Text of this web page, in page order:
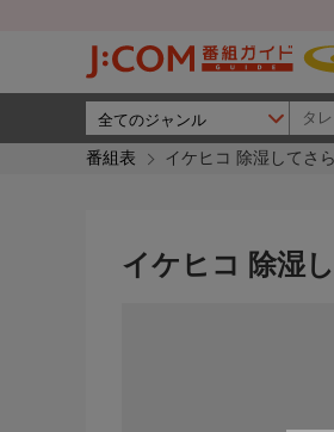
番組表 イケヒコ 除湿してさ
イケヒコ 除湿